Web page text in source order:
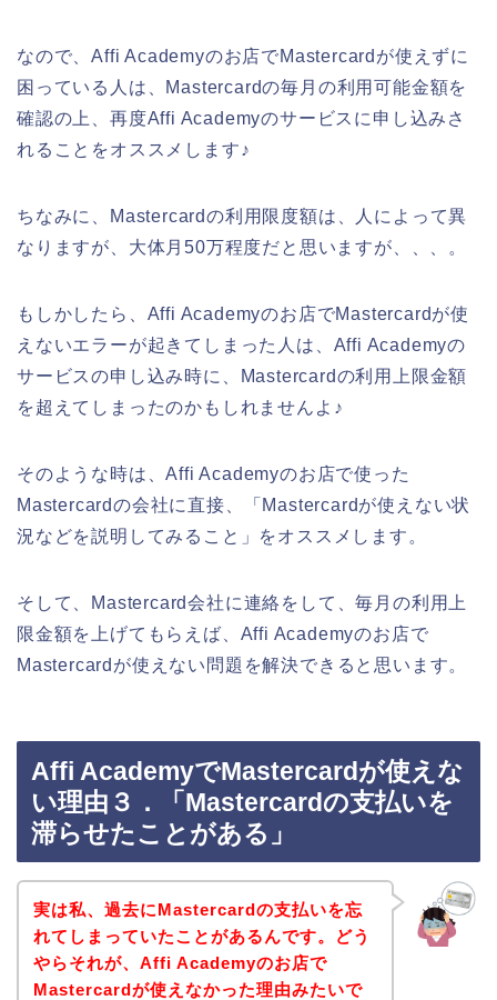
なので、Affi Academyのお店でMastercardが使えずに
困っている人は、Mastercardの毎月の利用可能金額を
確認の上、再度Affi Academyのサービスに申し込みさ
れることをオススメします♪
ちなみに、Mastercardの利用限度額は、人によって異
なりますが、大体月50万程度だと思いますが、、、。
もしかしたら、Affi Academyのお店でMastercardが使
えないエラーが起きてしまった人は、Affi Academyの
サービスの申し込み時に、Mastercardの利用上限金額
を超えてしまったのかもしれませんよ♪
そのような時は、Affi Academyのお店で使った
Mastercardの会社に直接、「Mastercardが使えない状
況などを説明してみること」をオススメします。
そして、Mastercard会社に連絡をして、毎月の利用上
限金額を上げてもらえば、Affi Academyのお店で
Mastercardが使えない問題を解決できると思います。
Affi AcademyでMastercardが使えな
い理由３．「Mastercardの支払いを
滞らせたことがある」
実は私、過去にMastercardの支払いを忘
れてしまっていたことがあるんです。どう
やらそれが、Affi Academyのお店で
Mastercardが使えなかった理由みたいで